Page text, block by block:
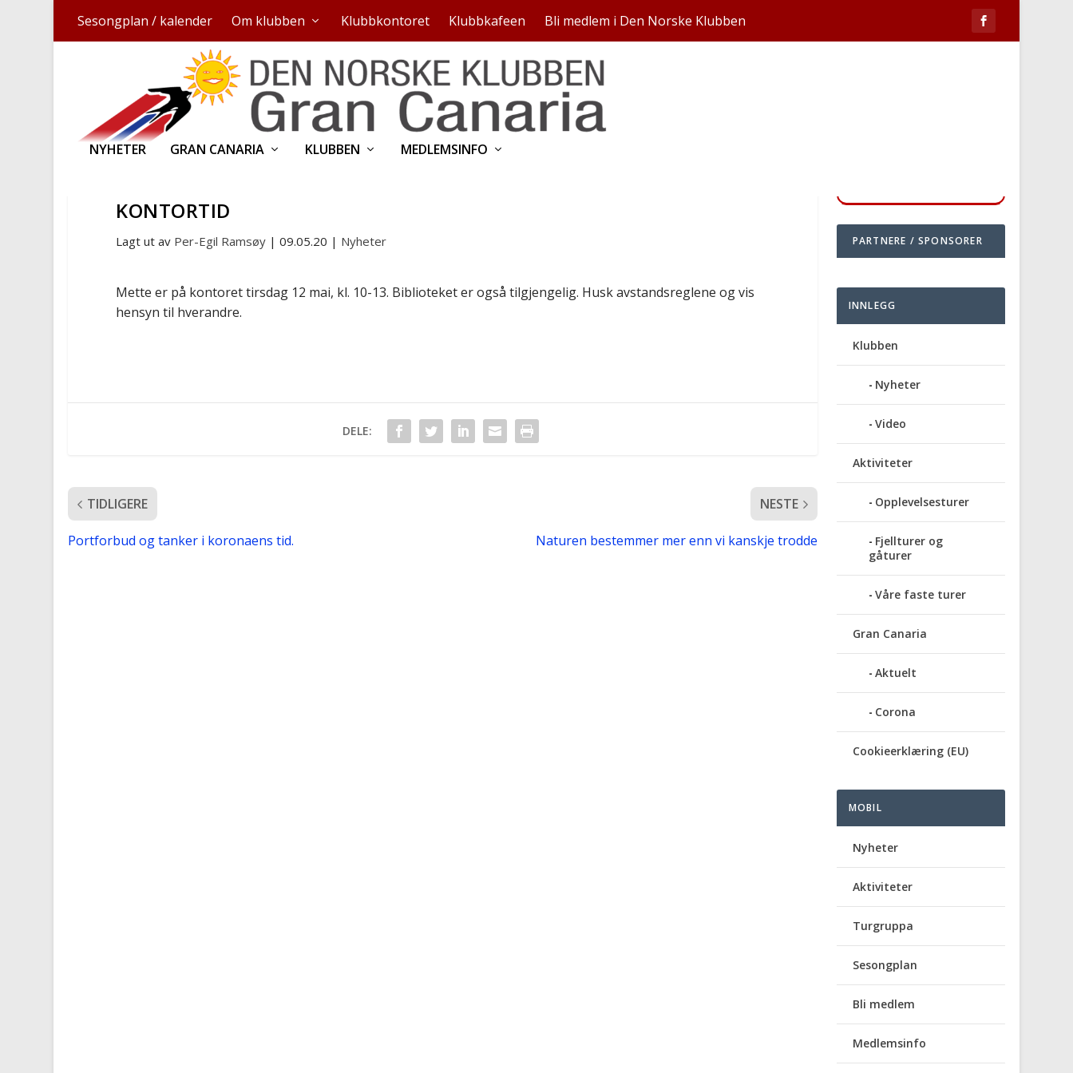
Sesongplan / kalender Om klubben Klubbkontoret Klubbkafeen Bli medlem i Den Norske Klubben
NYHETER GRAN CANARIA KLUBBEN MEDLEMSINFO
KONTORTID
Lagt ut av Per-Egil Ramsøy |09.05.20 | Nyheter
Mette er på kontoret tirsdag 12 mai, kl. 10-13. Biblioteket er også tilgjengelig. Husk avstandsreglene og vis
hensyn til hverandre.
DELE:
TIDLIGERE
Portforbud og tanker i koronaens tid.
NESTE
Naturen bestemmer mer enn vi kanskje trodde
PARTNERE / SPONSORER
INNLEGG
Klubben
Nyheter
Video
Aktiviteter
Opplevelsesturer
Fjellturer og
gåturer
Våre faste turer
Gran Canaria
Aktuelt
Corona
Cookieerklæring (EU)
MOBIL
Nyheter
Aktiviteter
Turgruppa
Sesongplan
Bli medlem
Medlemsinfo